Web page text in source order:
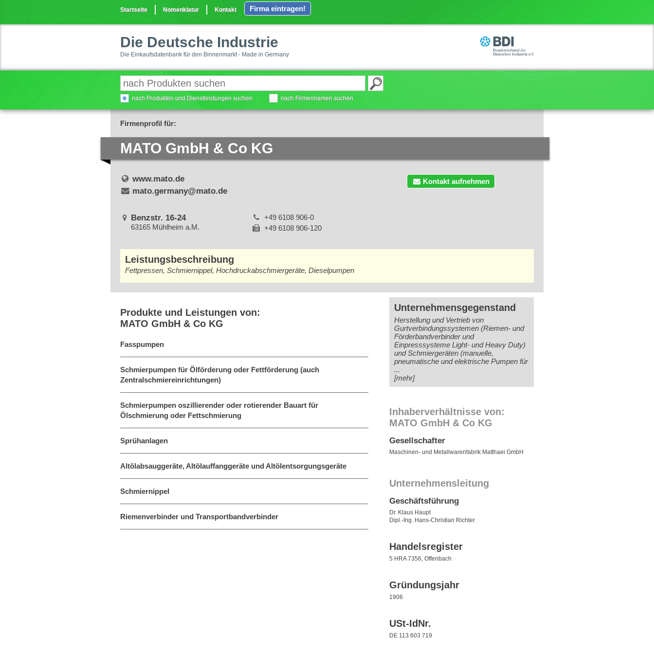
Startseite Nomenklatur Kontakt Firma eintragen!
Die Deutsche Industrie
Die Einkaufsdatenbank für den Binnenmarkt - Made in Germany
nach Produkten und Dienstleistungen suchen nach Firmennamen suchen
Firmenprofil für:
MATO GmbH & Co KG
Kontakt aufnehmen
www.mato.de
mato.germany@mato.de
Benzstr. 16-24
63165 Mühlheim a.M.
+49 6108 906-0
+49 6108 906-120
Leistungsbeschreibung
Fettpressen, Schmiernippel, Hochdruckabschmiergeräte, Dieselpumpen
Produkte und Leistungen von:
MATO GmbH & Co KG
Fasspumpen
Schmierpumpen für Ölförderung oder Fettförderung (auch
Zentralschmiereinrichtungen)
Schmierpumpen oszillierender oder rotierender Bauart für
Ölschmierung oder Fettschmierung
Sprühanlagen
Altölabsauggeräte, Altölauffanggeräte und Altölentsorgungsgeräte
Schmiernippel
Riemenverbinder und Transportbandverbinder
Unternehmensgegenstand
Herstellung und Vertrieb von
Gurtverbindungssystemen (Riemen- und
Förderbandverbinder und
Einpresssysteme Light- und Heavy Duty)
und Schmiergeräten (manuelle,
pneumatische und elektrische Pumpen für
...
[mehr]
Inhaberverhältnisse von:
MATO GmbH & Co KG
Gesellschafter
Maschinen- und Metallwarenfabrik Matthaei GmbH
Unternehmensleitung
Geschäftsführung
Dr. Klaus Haupt
Dipl.-Ing. Hans-Christian Richter
Handelsregister
5 HRA 7356, Offenbach
Gründungsjahr
1906
USt-IdNr.
DE 113 603 719